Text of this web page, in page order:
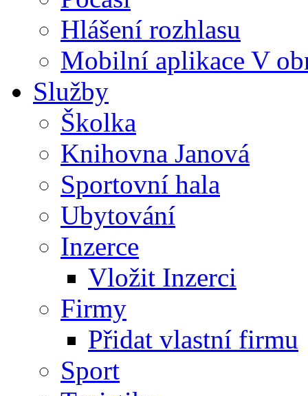
Hlášení rozhlasu
Mobilní aplikace V
Služby
Školka
Knihovna Janová
Sportovní hala
Ubytování
Inzerce
Vložit Inzerci
Firmy
Přidat vlastní firmu
Sport